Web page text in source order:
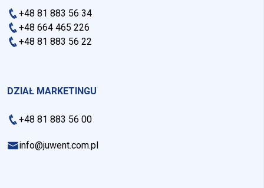
+48 81 883 56 34
+48 664 465 226
+48 81 883 56 22
DZIAŁ MARKETINGU
+48 81 883 56 00
info@juwent.com.pl